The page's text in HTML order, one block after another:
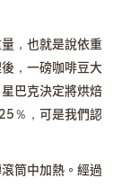
，也就是說依重
，一磅咖啡豆大
巴克決定將烘焙
％，可是我們認
筒中加熱。經過